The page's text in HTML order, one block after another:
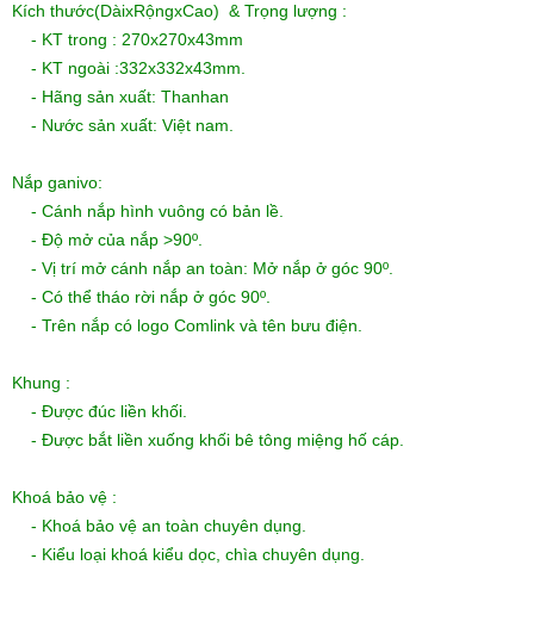
Kích thước(DàixRộngxCao) & Trọng lượng :
- KT trong : 270x270x43mm
- KT ngoài :332x332x43mm.
- Hãng sản xuất: Thanhan
- Nước sản xuất: Việt nam.
Nắp ganivo:
- Cánh nắp hình vuông có bản lề.
- Độ mở của nắp >90º.
- Vị trí mở cánh nắp an toàn: Mở nắp ở góc 90º.
- Có thể tháo rời nắp ở góc 90º.
- Trên nắp có logo Comlink và tên bưu điện.
Khung :
- Được đúc liền khối.
- Được bắt liền xuống khối bê tông miệng hố cáp.
Khoá bảo vệ :
- Khoá bảo vệ an toàn chuyên dụng.
- Kiểu loại khoá kiểu dọc, chìa chuyên dụng.